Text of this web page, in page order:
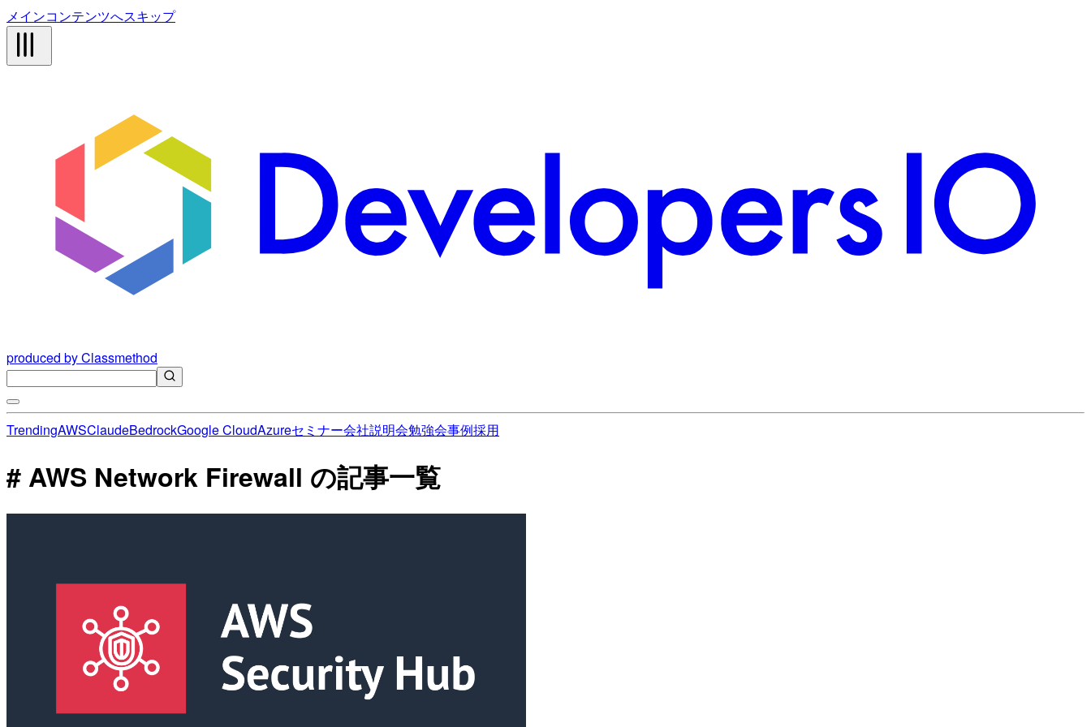
メインコンテンツへスキップ
produced by Classmethod
TrendingAWSClaudeBedrockGoogle CloudAzureセミナー会社説明会勉強会事例採用
# AWS Network Firewall の記事一覧